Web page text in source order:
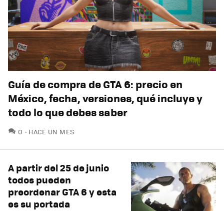
Guía de compra de GTA 6: precio en
México, fecha, versiones, qué incluye y
todo lo que debes saber
0 COMENTARIOS
HACE UN MES
A partir del 25 de junio
todos pueden
preordenar GTA 6 y esta
es su portada